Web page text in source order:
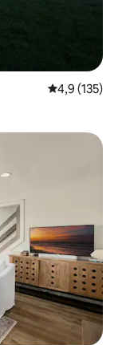
4,9 av 5 i
4,9 (135)